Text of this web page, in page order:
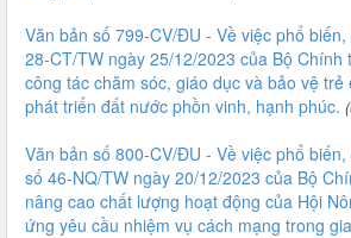
Văn bản số 799-CV/ĐU - Về việc phổ
28-CT/TW ngày 25/12/2023 của Bộ Chính
công tác chăm sóc, giáo dục và bảo vệ
phát triển đất nước phồn vinh, hạnh phúc.
Văn bản số 800-CV/ĐU - Về việc phổ
số 46-NQ/TW ngày 20/12/2023 của Bộ
nâng cao chất lượng hoạt động của Hội
ứng yêu cầu nhiệm vụ cách mạng trong